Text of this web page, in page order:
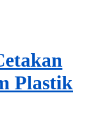
Plastik